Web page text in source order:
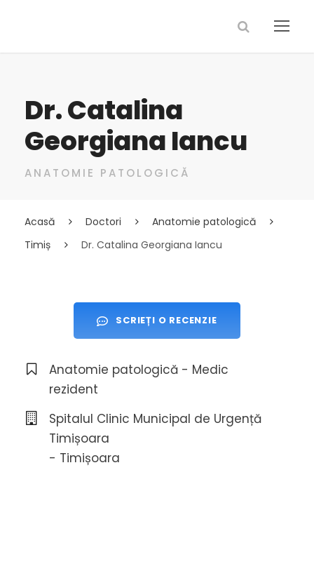
Dr. Catalina
Georgiana Iancu
ANATOMIE PATOLOGICĂ
Acasă Doctori
Anatomie patologică
Timiș
Dr. Catalina Georgiana Iancu
SCRIEȚI O RECENZIE
Anatomie patologică - Medic
rezident
Spitalul Clinic Municipal de Urgență
Timișoara
- Timișoara